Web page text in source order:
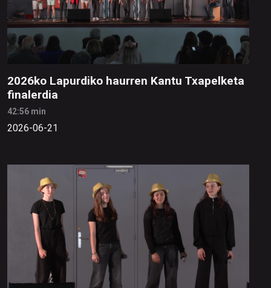
2026ko Lapurdiko haurren Kantu Txapelketa
finalerdia
42:56 min
2026-06-21